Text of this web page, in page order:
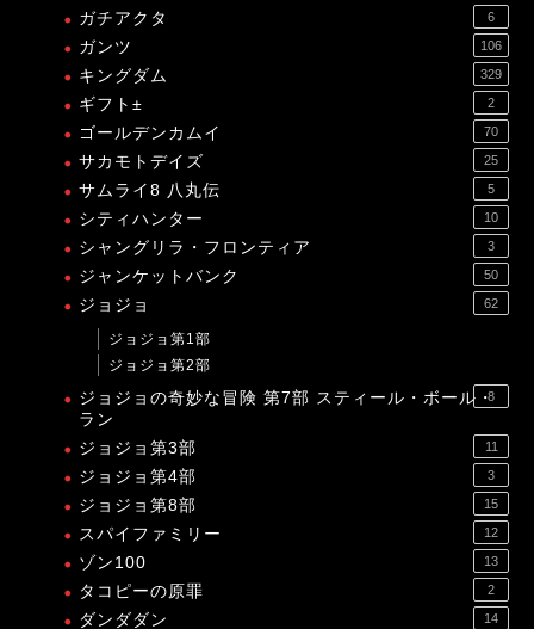
ガチアクタ 6
ガンツ 106
キングダム 329
ギフト± 2
ゴールデンカムイ 70
サカモトデイズ 25
サムライ8 八丸伝 5
シティハンター 10
シャングリラ・フロンティア 3
ジャンケットバンク 50
ジョジョ 62
ジョジョ第1部
ジョジョ第2部
ジョジョの奇妙な冒険 第7部 スティール・ボール・
ラン
8
ジョジョ第3部 11
ジョジョ第4部 3
ジョジョ第8部 15
スパイファミリー 12
ゾン100 13
タコピーの原罪 2
ダンダダン 14